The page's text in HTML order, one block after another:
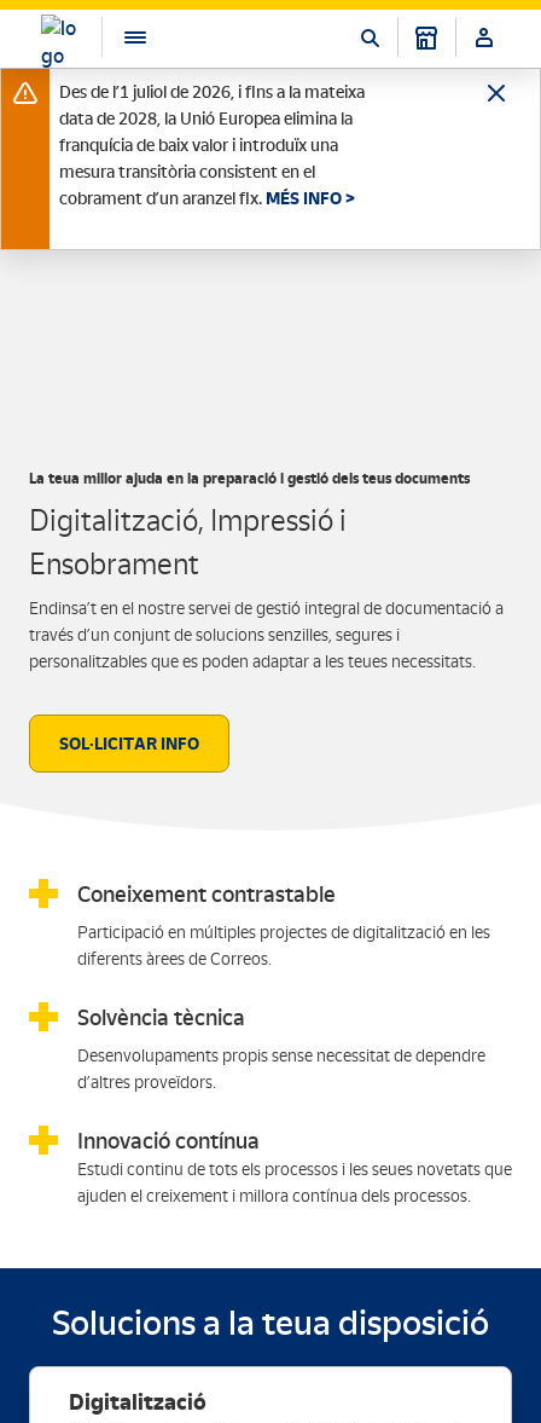
Des de l’1 juliol de 2026, i fins a la mateixa
data de 2028, la Unió Europea elimina la
franquícia de baix valor i introduïx una
mesura transitòria consistent en el
cobrament d’un aranzel fix. MÉS INFO >
La teua millor ajuda en la preparació i gestió dels teus documents
Digitalització, Impressió i
Ensobrament
Endinsa’t en el nostre servei de gestió integral de documentació a
través d’un conjunt de solucions senzilles, segures i
personalitzables que es poden adaptar a les teues necessitats.
SOL·LICITAR INFO
Coneixement contrastable
Participació en múltiples projectes de digitalització en les
diferents àrees de Correos.
Solvència tècnica
Desenvolupaments propis sense necessitat de dependre
d’altres proveïdors.
Innovació contínua
Estudi continu de tots els processos i les seues novetats que
ajuden el creixement i millora contínua dels processos.
Solucions a la teua disposició
Digitalització